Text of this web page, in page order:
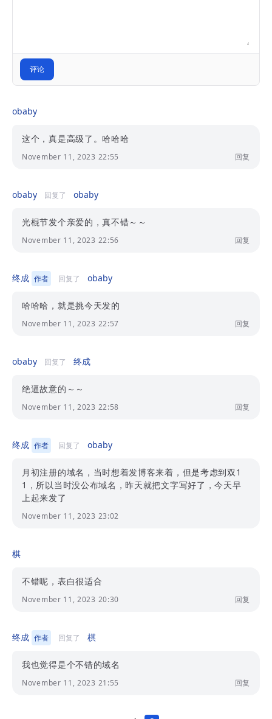
评论
obaby
这个，真是高级了。哈哈哈
November 11, 2023 22:55 回复
obaby 回复了 obaby
光棍节发个亲爱的，真不错～～
November 11, 2023 22:56 回复
终成 作者 回复了 obaby
哈哈哈，就是挑今天发的
November 11, 2023 22:57 回复
obaby 回复了 终成
绝逼故意的～～
November 11, 2023 22:58 回复
终成 作者 回复了 obaby
月初注册的域名，当时想着发博客来着，但是考虑到双1
1，所以当时没公布域名，昨天就把文字写好了，今天早
上起来发了
November 11, 2023 23:02
棋
不错呢，表白很适合
November 11, 2023 20:30 回复
终成 作者 回复了 棋
我也觉得是个不错的域名
November 11, 2023 21:55 回复